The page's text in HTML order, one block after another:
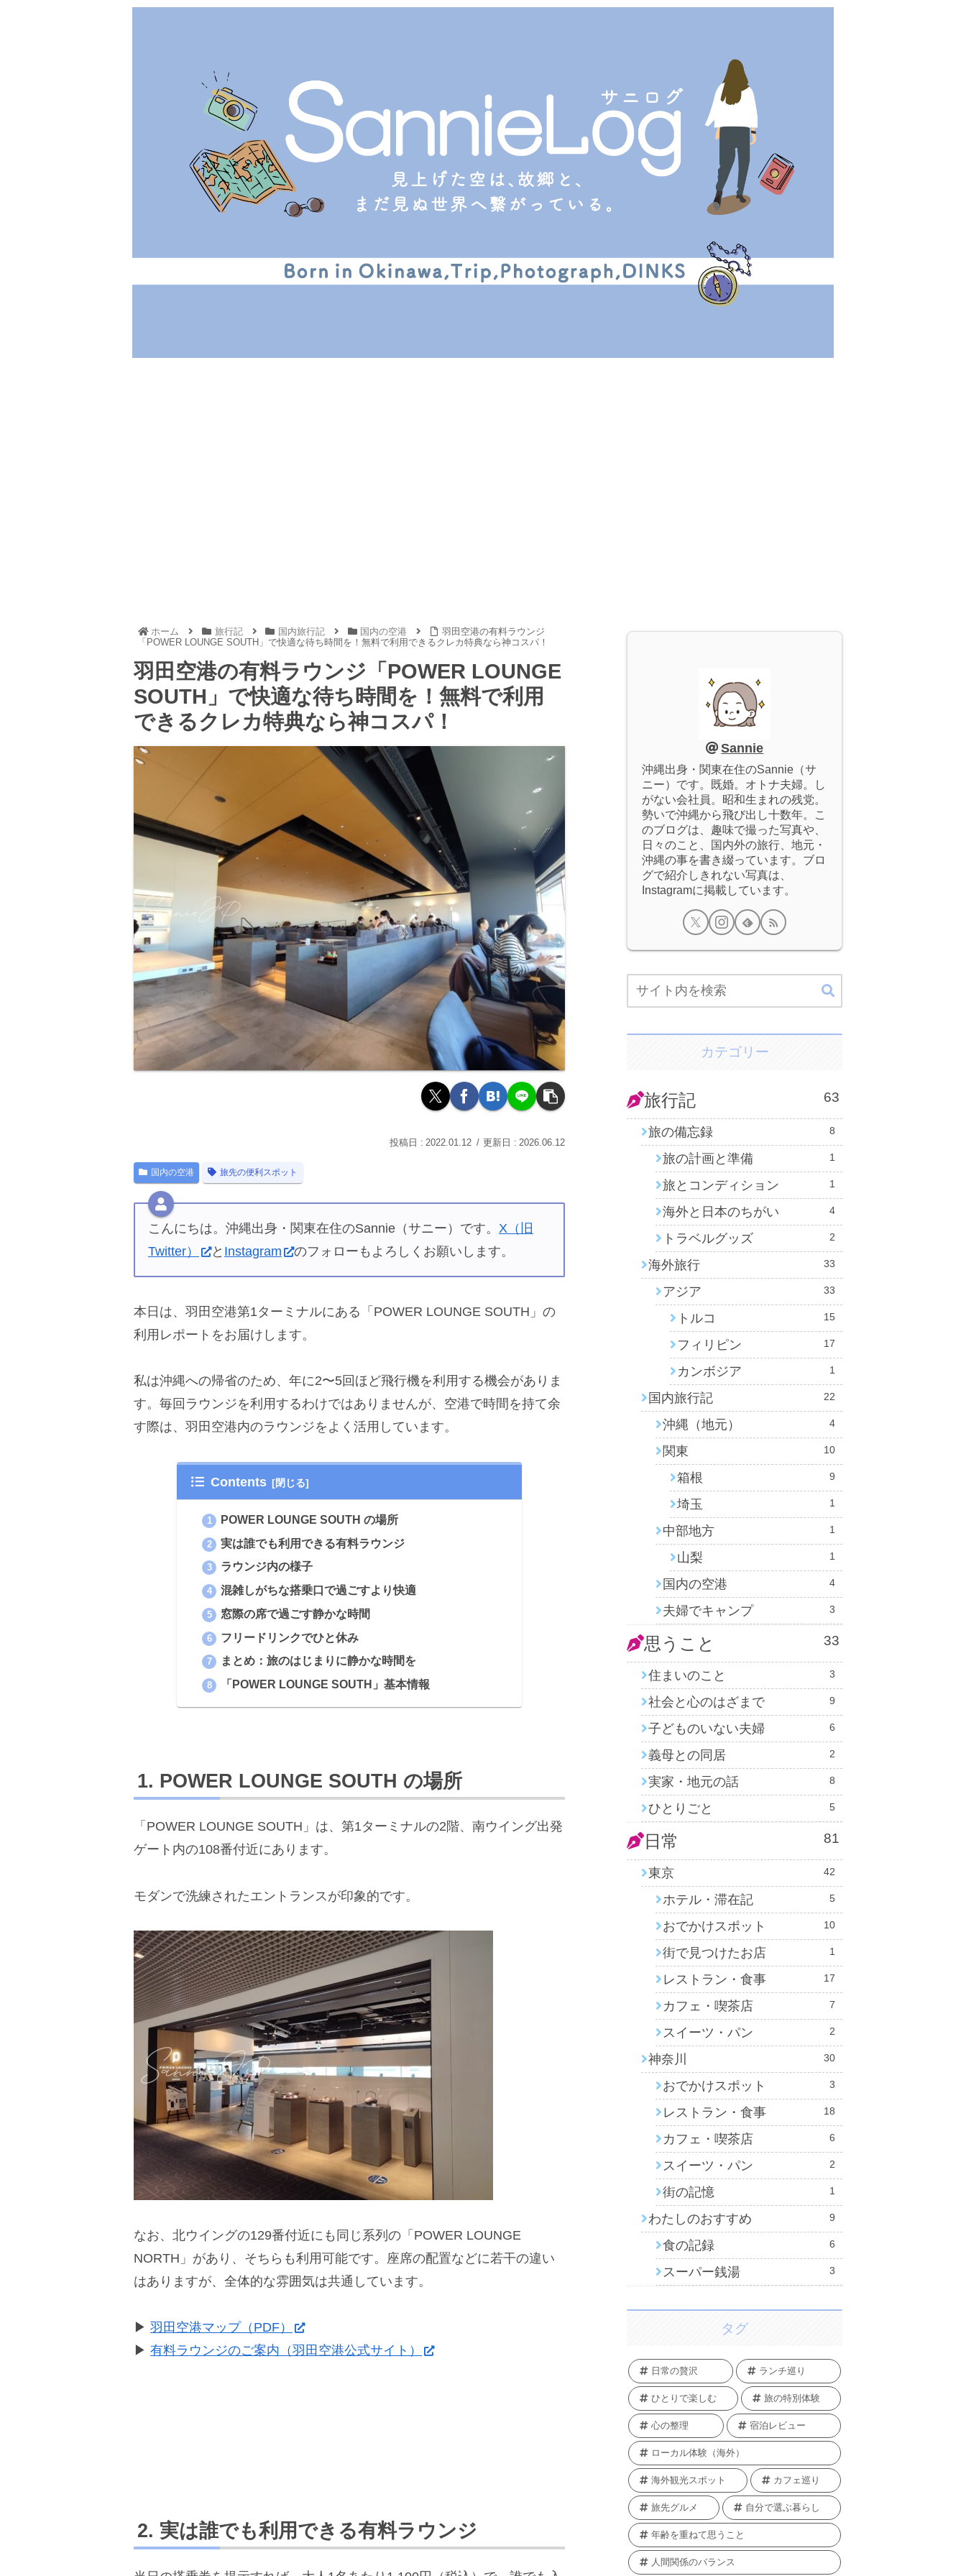
ホーム 旅行記 国内旅行記 国内の空港
羽田空港の有料ラウンジ
「POWER LOUNGE SOUTH」で快適な待ち時間を！無料で利用できるクレカ特典なら神コスパ！
羽田空港の有料ラウンジ「POWER LOUNGE
SOUTH」で快適な待ち時間を！無料で利用
できるクレカ特典なら神コスパ！
2022.01.12 2026.06.12
国内の空港 旅先の便利スポット
こんにちは。沖縄出身・関東在住のSannie（サニー）です。 X（旧
Twitter）
と Instagram のフォローもよろしくお願いします。
本日は、羽田空港第1ターミナルにある「POWER LOUNGE SOUTH」の
利用レポートをお届けします。
私は沖縄への帰省のため、年に2〜5回ほど飛行機を利用する機会がありま
す。毎回ラウンジを利用するわけではありませんが、空港で時間を持て余
す際は、羽田空港内のラウンジをよく活用しています。
Contents
POWER LOUNGE SOUTH の場所
実は誰でも利用できる有料ラウンジ
ラウンジ内の様子
混雑しがちな搭乗口で過ごすより快適
窓際の席で過ごす静かな時間
フリードリンクでひと休み
まとめ：旅のはじまりに静かな時間を
「POWER LOUNGE SOUTH」基本情報
POWER LOUNGE SOUTH の場所
「POWER LOUNGE SOUTH」は、第1ターミナルの2階、南ウイング出発
ゲート内の108番付近にあります。
モダンで洗練されたエントランスが印象的です。
なお、北ウイングの129番付近にも同じ系列の「POWER LOUNGE
NORTH」があり、そちらも利用可能です。座席の配置などに若干の違い
はありますが、全体的な雰囲気は共通しています。
▶︎ 羽田空港マップ（PDF）
▶︎ 有料ラウンジのご案内（羽田空港公式サイト）
実は誰でも利用できる有料ラウンジ
Sannie
沖縄出身・関東在住のSannie（サ
ニー）です。既婚。オトナ夫婦。し
がない会社員。昭和生まれの残党。
勢いで沖縄から飛び出し十数年。こ
のブログは、趣味で撮った写真や、
日々のこと、国内外の旅行、地元・
沖縄の事を書き綴っています。ブロ
グで紹介しきれない写真は、
Instagramに掲載しています。
カテゴリー
旅行記 63
旅の備忘録 8
旅の計画と準備 1
旅とコンディション 1
海外と日本のちがい 4
トラベルグッズ 2
海外旅行 33
アジア 33
トルコ 15
フィリピン 17
カンボジア 1
国内旅行記 22
沖縄（地元） 4
関東 10
箱根 9
埼玉 1
中部地方 1
山梨 1
国内の空港 4
夫婦でキャンプ 3
思うこと 33
住まいのこと 3
社会と心のはざまで 9
子どものいない夫婦 6
義母との同居 2
実家・地元の話 8
ひとりごと 5
日常 81
東京 42
ホテル・滞在記 5
おでかけスポット 10
街で見つけたお店 1
レストラン・食事 17
カフェ・喫茶店 7
スイーツ・パン 2
神奈川 30
おでかけスポット 3
レストラン・食事 18
カフェ・喫茶店 6
スイーツ・パン 2
街の記憶 1
わたしのおすすめ 9
食の記録 6
スーパー銭湯 3
タグ
日常の贅沢 ランチ巡り
ひとりで楽しむ 旅の特別体験
心の整理 宿泊レビュー
ローカル体験（海外）
海外観光スポット カフェ巡り
旅先グルメ 自分で選ぶ暮らし
年齢を重ねて思うこと
人間関係のバランス